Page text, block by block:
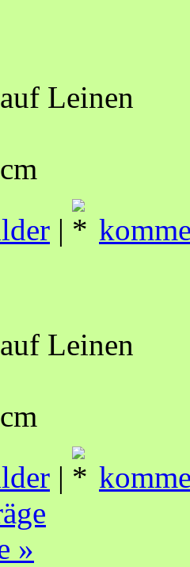
Leinen
|
Leinen
|
»